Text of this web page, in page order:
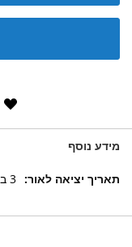
מידע נוסף
מידע
3 ביוני 2021